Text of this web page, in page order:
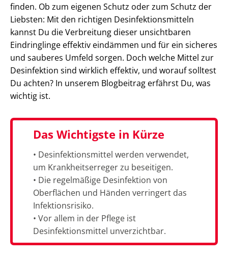
finden. Ob zum eigenen Schutz oder zum Schutz der
Liebsten: Mit den richtigen Desinfektionsmitteln
kannst Du die Verbreitung dieser unsichtbaren
Eindringlinge effektiv eindämmen und für ein sicheres
und sauberes Umfeld sorgen. Doch welche Mittel zur
Desinfektion sind wirklich effektiv, und worauf solltest
Du achten? In unserem Blogbeitrag erfährst Du, was
wichtig ist.
Das Wichtigste in Kürze
• Desinfektionsmittel werden verwendet,
um Krankheitserreger zu beseitigen.
• Die regelmäßige Desinfektion von
Oberflächen und Händen verringert das
Infektionsrisiko.
• Vor allem in der Pflege ist
Desinfektionsmittel unverzichtbar.